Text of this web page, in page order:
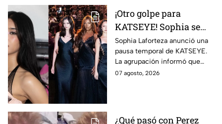
¡Otro golpe para
KATSEYE! Sophia se
aleja del grupo seis
meses después de la
salida de Manon; solo
quedan cuatro
Sophia Laforteza anunció una
pausa temporal de KATSEYE.
La agrupación informó que
priorizarán su salud y
07 agosto, 2026
¿Qué pasó con Perez